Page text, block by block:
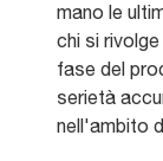
mano le
chi si
fase del
serietà
nell'ambito